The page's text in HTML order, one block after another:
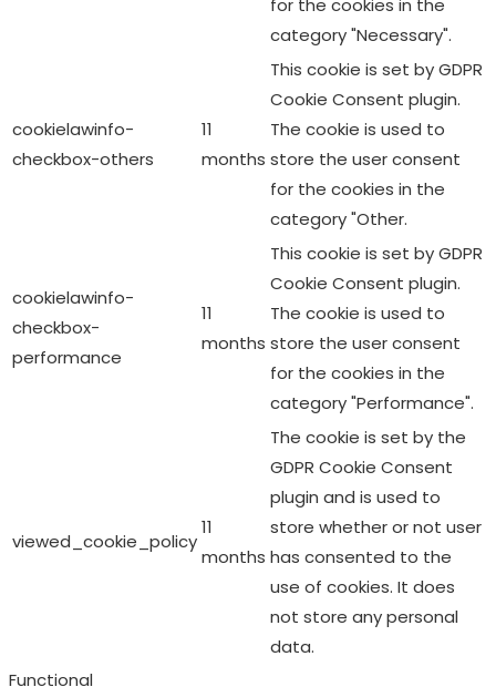
store the user consent
for the cookies in the
category "Other.
cookielawinfo-
11
This cookie is set by GDPR
Cookie Consent plugin.
The cookie is used to
store the user consent
for the cookies in the
category "Performance".
The cookie is set by the
GDPR Cookie Consent
plugin and is used to
store whether or not user
has consented to the
use of cookies. It does
not store any personal
data.
Functional
Functional cookies help to perform certain functionalities
like sharing the content of the website on social media
platforms, collect feedbacks, and other third-party